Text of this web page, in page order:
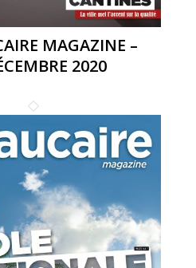
MAGAZINE –
2020